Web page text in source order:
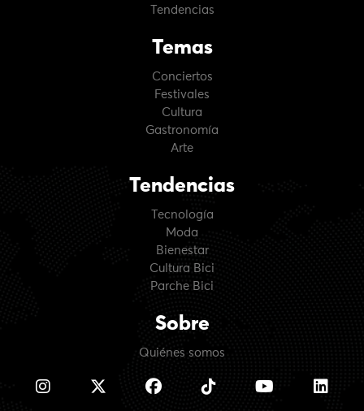
Tendencias
Temas
Conciertos
Festivales
Cultura
Gastronomía
Arte
Tendencias
Tecnología
Moda
Bienestar
Cultura Bici
Parche Bici
Sobre
Quiénes somos